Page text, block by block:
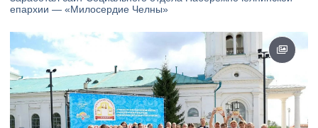
епархии — «Милосердие Челны»